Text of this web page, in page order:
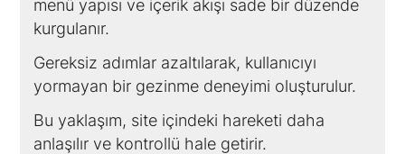
menü yapısı ve içerik akışı sade bir düzende
kurgulanır.
Gereksiz adımlar azaltılarak, kullanıcıyı
yormayan bir gezinme deneyimi oluşturulur.
Bu yaklaşım, site içindeki hareketi daha
anlaşılır ve kontrollü hale getirir.